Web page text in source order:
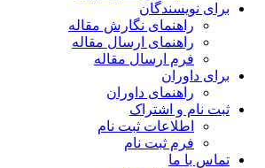
برای نویسندگان
راهنمای نگارش مقاله
راهنمای ارسال مقاله
فرم ارسال مقاله
برای داوران
راهنمای داوران
ثبت نام و اشتراک
اطلاعات ثبت نام
فرم ثبت نام
تماس با ما